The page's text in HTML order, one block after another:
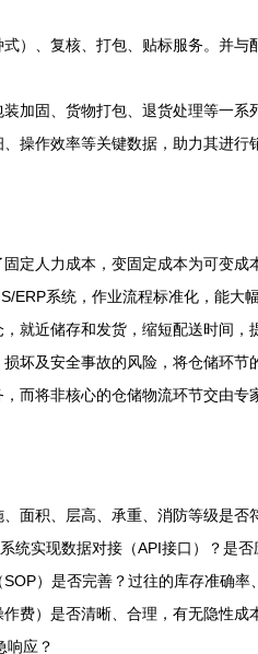
）、复核、打包、贴标服务。并
加固、货物打包、退货处理等一系
操作效率等关键数据，助力其进行
定人力成本，变固定成本为可变成
系统，作业流程标准化，能大
就近储存和发货，缩短配送时间
坏及安全事故的风险，将仓储环节
而将非核心的仓储物流环节交由专
面积、层高、承重、消防等级是否
统实现数据对接（API接口）？是
）是否完善？过往的库存准确率
费）是否清晰、合理，有无隐性成
响应？